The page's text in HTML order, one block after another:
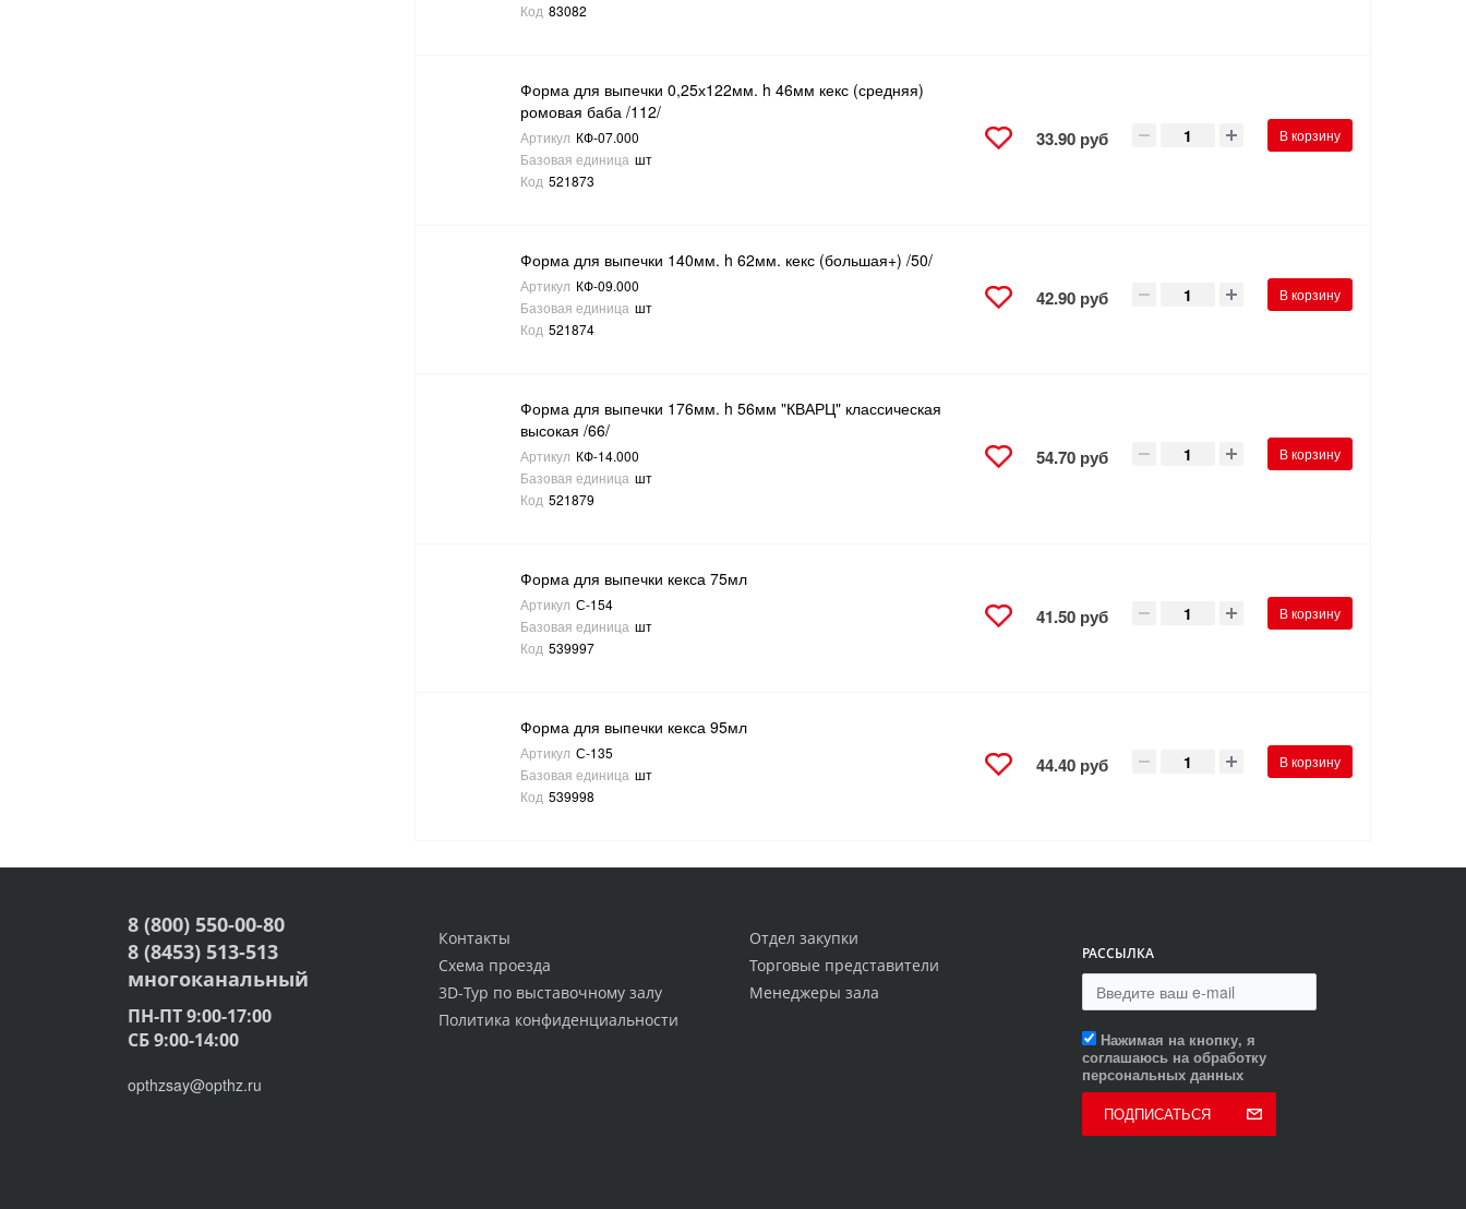
Код 83082
Форма для выпечки 0,25х122мм. h 46мм кекс (средняя)
ромовая баба /112/
Артикул КФ-07.000
Базовая единица шт
Код 521873
33.90 руб В корзину
Форма для выпечки 140мм. h 62мм. кекс (большая+) /50/
Артикул КФ-09.000
Базовая единица шт
Код 521874
42.90 руб В корзину
Форма для выпечки 176мм. h 56мм "КВАРЦ" классическая
высокая /66/
Артикул КФ-14.000
Базовая единица шт
Код 521879
54.70 руб В корзину
Форма для выпечки кекса 75мл
Артикул С-154
Базовая единица шт
Код 539997
41.50 руб В корзину
Форма для выпечки кекса 95мл
Артикул С-135
Базовая единица шт
Код 539998
44.40 руб В корзину
Отдел закупки
Торговые представители
Менеджеры зала
Контакты
Схема проезда
3D-Тур по выставочному залу
Политика конфиденциальности
РАССЫЛКА
Нажимая на кнопку, я
соглашаюсь на обработку
персональных данных
ПОДПИСАТЬСЯ
8 (800) 550-00-80
8 (8453) 513-513
многоканальный
ПН-ПТ 9:00-17:00
СБ 9:00-14:00
opthzsay@opthz.ru